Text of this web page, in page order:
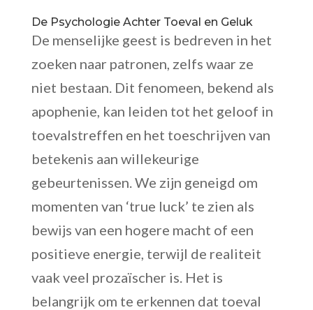
De Psychologie Achter Toeval en Geluk
De menselijke geest is bedreven in het
zoeken naar patronen, zelfs waar ze
niet bestaan. Dit fenomeen, bekend als
apophenie, kan leiden tot het geloof in
toevalstreffen en het toeschrijven van
betekenis aan willekeurige
gebeurtenissen. We zijn geneigd om
momenten van ‘true luck’ te zien als
bewijs van een hogere macht of een
positieve energie, terwijl de realiteit
vaak veel prozaïscher is. Het is
belangrijk om te erkennen dat toeval